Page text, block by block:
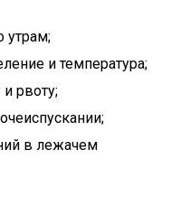
утрам;
и температура;
и рвоту;
в лежачем